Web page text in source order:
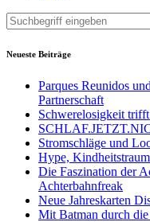
Neueste Beiträge
Parques Reunidos
Partnerschaft
Schwerelosigkeit
Stromschläge und
Hype,
Die Faszination der
Achterbahnfreak
Neue Jahreskarten
Mit Batman durch